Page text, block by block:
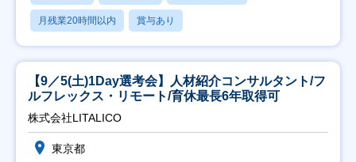
月残業20時間以内 賞与あり
【9／5(土)1Day選考会】人材紹介コンサルタント/フ
ルフレックス・リモート/育休最長6年取得可
株式会社LITALICO
東京都